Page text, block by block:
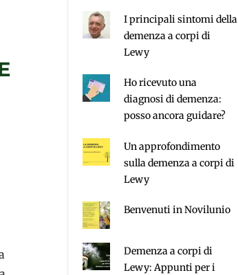
I principali sintomi della
demenza a corpi di
Lewy
Ho ricevuto una
diagnosi di demenza:
posso ancora guidare?
Un approfondimento
sulla demenza a corpi di
Lewy
Benvenuti in Novilunio
Demenza a corpi di
Lewy: Appunti per i